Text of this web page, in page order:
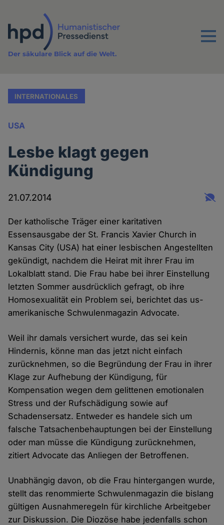
Inhalt
Menu
Der säkulare Blick auf die Welt.
INTERNATIONALES
USA
Lesbe klagt gegen
Kündigung
21.07.2014
Der katholische Träger einer karitativen
Essensausgabe der St. Francis Xavier Church in
Kansas City (USA) hat einer lesbischen Angestellten
gekündigt, nachdem die Heirat mit ihrer Frau im
Lokalblatt stand. Die Frau habe bei ihrer Einstellung
letzten Sommer ausdrücklich gefragt, ob ihre
Homosexualität ein Problem sei, berichtet das us-
amerikanische Schwulenmagazin Advocate.
Weil ihr damals versichert wurde, das sei kein
Hindernis, könne man das jetzt nicht einfach
zurücknehmen, so die Begründung der Frau in ihrer
Klage zur Aufhebung der Kündigung, für
Kompensation wegen dem gelittenen emotionalen
Stress und der Rufschädigung sowie auf
Schadensersatz. Entweder es handele sich um
falsche Tatsachenbehauptungen bei der Einstellung
oder man müsse die Kündigung zurücknehmen,
zitiert Advocate das Anliegen der Betroffenen.
Unabhängig davon, ob die Frau hintergangen wurde,
stellt das renommierte Schwulenmagazin die bislang
gültigen Ausnahmeregeln für kirchliche Arbeitgeber
zur Diskussion. Die Diozöse habe jedenfalls schon